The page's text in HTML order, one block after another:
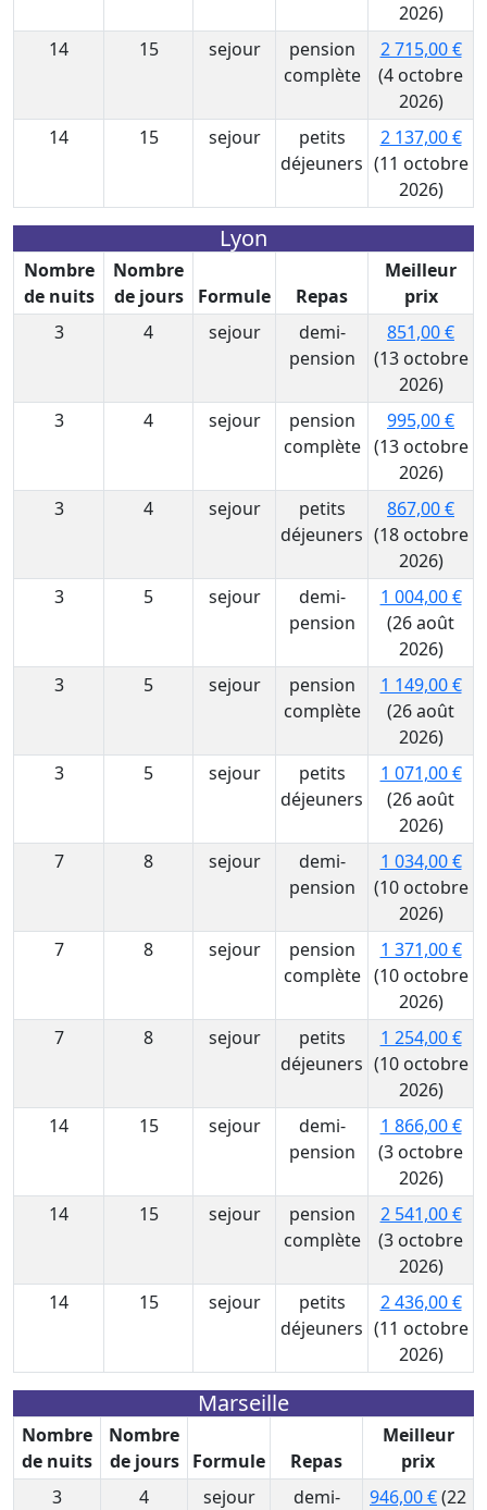
2026)
14
15 sejour
pension
complète
2 715,00 €
(4 octobre
2026)
14
15 sejour
petits
déjeuners
2 137,00 €
(11 octobre
2026)
Lyon
Nombre
de nuits
Nombre
de jours
Formule Repas
Meilleur
prix
3
4 sejour
demi-
pension
851,00 €
(13 octobre
2026)
3
4 sejour
pension
complète
995,00 €
(13 octobre
2026)
3
4 sejour
petits
déjeuners
867,00 €
(18 octobre
2026)
3
5 sejour
demi-
pension
1 004,00 €
(26 août
2026)
3
5 sejour
pension
complète
1 149,00 €
(26 août
2026)
3
5 sejour
petits
déjeuners
1 071,00 €
(26 août
2026)
7
8 sejour
demi-
pension
1 034,00 €
(10 octobre
2026)
7
8 sejour
pension
complète
1 371,00 €
(10 octobre
2026)
7
8 sejour
petits
déjeuners
1 254,00 €
(10 octobre
2026)
14
15 sejour
demi-
pension
1 866,00 €
(3 octobre
2026)
14
15 sejour
pension
complète
2 541,00 €
(3 octobre
2026)
14
15 sejour
petits
déjeuners
2 436,00 €
(11 octobre
2026)
Marseille
Nombre
de nuits
Nombre
de jours
Formule Repas
Meilleur
prix
3
4 sejour
demi-
946,00 €(22